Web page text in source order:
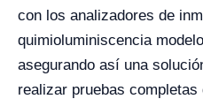
con los analizadores de
quimioluminiscencia
asegurando así una
realizar pruebas completas